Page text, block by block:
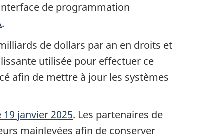
de programmation
.
de dollars par an en droits et
utilisée pour effectuer ce
afin de mettre à jour les systèmes
janvier 2025. Les partenaires de
mainlevées afin de conserver